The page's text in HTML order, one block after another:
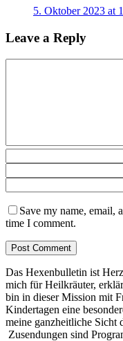
5. Oktober 2023 at
Leave a Reply
Save my name, email,
time I comment.
Das Hexenbulletin ist
mich für Heilkräuter,
bin in dieser Mission mit
Kindertagen eine
meine ganzheitliche Sicht
Zusendungen sind